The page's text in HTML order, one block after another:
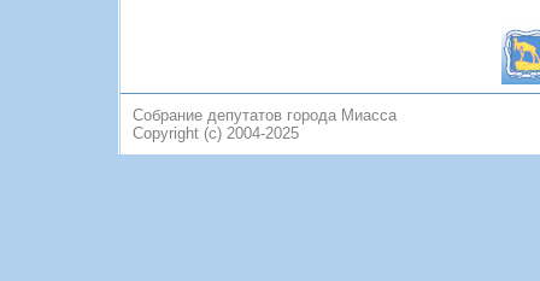
Собрание депутатов города Миасса
Copyright (c) 2004-2025